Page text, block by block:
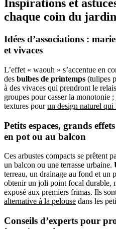
Inspirations et
chaque coin du jardin
Idées d’associations :
et vivaces
L’effet « waouh » s’accentue en
des bulbes de printemps (tulipes
à des vivaces qui prendront le
groupes pour casser la monotonie
textures pourun design naturel qui
Petits espaces, grands
en pot ou au balcon
Ces arbustes compacts se prêtent
un balcon ou une terrasse urbaine.
terreau, un drainage au fond et un
obtenir un joli point focal durable,
exposé aux premiers frimas. Ils
alternative à la pelouse dans les
Conseils d’experts pour